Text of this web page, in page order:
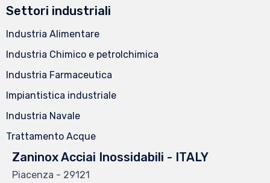
Settori industriali
Industria Alimentare
Industria Chimico e petrolchimica
Industria Farmaceutica
Impiantistica industriale
Industria Navale
Trattamento Acque
Zaninox Acciai Inossidabili - ITALY
Piacenza - 29121